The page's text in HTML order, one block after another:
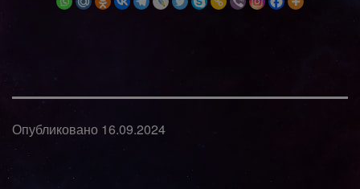
Опубликовано 16.09.2024